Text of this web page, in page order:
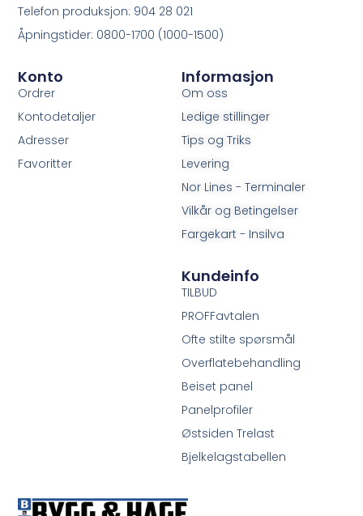
Informasjon
Om oss
Ledige stillinger
Tips og Triks
Levering
Nor Lines - Terminaler
Vilkår og Betingelser
Fargekart - Insilva
Konto
Ordrer
Kontodetaljer
Adresser
Favoritter
Kundeinfo
TILBUD
PROFFavtalen
Ofte stilte spørsmål
Overflatebehandling
Beiset panel
Panelprofiler
Østsiden Trelast
Bjelkelagstabellen
Telefon produksjon: 904 28 021
Åpningstider: 0800-1700 (1000-1500)